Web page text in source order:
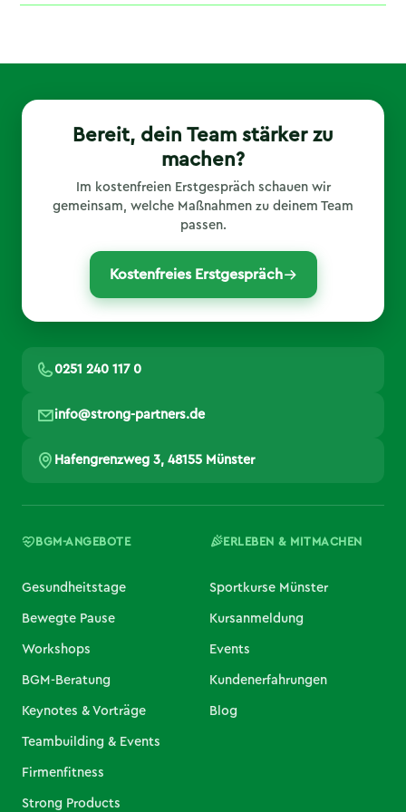
direkt über die Eversports App oder holst Dir
eine 10er-Stempelkarte.
Bereit, dein Team stärker zu
machen?
Im kostenfreien Erstgespräch schauen wir
gemeinsam, welche Maßnahmen zu deinem Team
passen.
Kostenfreies Erstgespräch
0251 240 117 0
info@strong-partners.de
Hafengrenzweg 3, 48155 Münster
BGM-ANGEBOTE
Gesundheitstage
Bewegte Pause
Workshops
BGM-Beratung
Keynotes & Vorträge
Teambuilding & Events
Firmenfitness
Strong Products
ERLEBEN & MITMACHEN
Sportkurse Münster
Kursanmeldung
Events
Kundenerfahrungen
Blog